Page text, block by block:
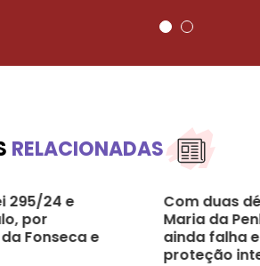
RELACIONADAS
295/24 e
por
Fonseca e
Com duas
Maria da
ainda falha
proteção